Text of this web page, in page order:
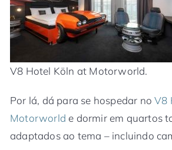
V8 Hotel Köln at Motorworld.
Por lá, dá para se hospedar noV8
Motorworld e dormir em quartos
adaptados ao tema – incluindo